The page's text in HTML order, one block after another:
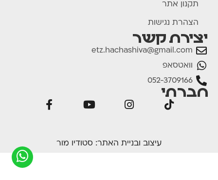
תקנון אתר
הצהרת נגישות
יצירת קשר
etz.hachashiva@gmail.com
וואטסאפ
052-3709166
חברתי
עיצוב ובניית האתר: סטודיו מור